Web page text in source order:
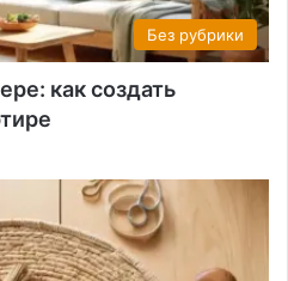
Без рубрики
как создать